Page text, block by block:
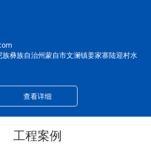
彝族自治州蒙自市文澜镇姜家寨陆迎村水
查看详细
工程案例